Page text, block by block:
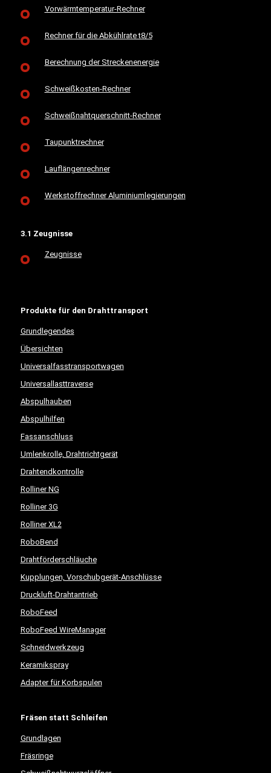
Vorwärmtemperatur-Rechner
Rechner für die Abkühlrate t8/5
Berechnung der Streckenenergie
Schweißkosten-Rechner
Schweißnahtquerschnitt-Rechner
Taupunktrechner
Lauflängenrechner
Werkstoffrechner Aluminiumlegierungen
3.1 Zeugnisse
Zeugnisse
Produkte für den Drahttransport
Grundlegendes
Übersichten
Universalfasstransportwagen
Universallasttraverse
Abspulhauben
Abspulhilfen
Fassanschluss
Umlenkrolle, Drahtrichtgerät
Drahtendkontrolle
Rolliner NG
Rolliner 3G
Rolliner XL2
RoboBend
Drahtförderschläuche
Kupplungen, Vorschubgerät-Anschlüsse
Druckluft-Drahtantrieb
RoboFeed
RoboFeed WireManager
Schneidwerkzeug
Keramikspray
Adapter für Korbspulen
Fräsen statt Schleifen
Grundlagen
Fräsringe